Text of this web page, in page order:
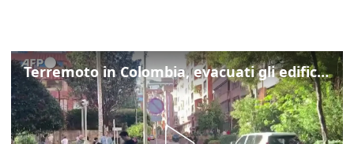
Terremoto in Colombia, evacuati gli edifici di Bogotà dopo la scossa di magnitudo 7.4